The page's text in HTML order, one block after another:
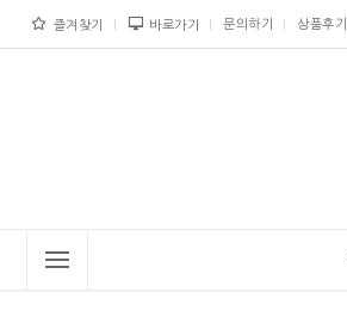
즐겨찾기 바로가기 문의하기 상품후기